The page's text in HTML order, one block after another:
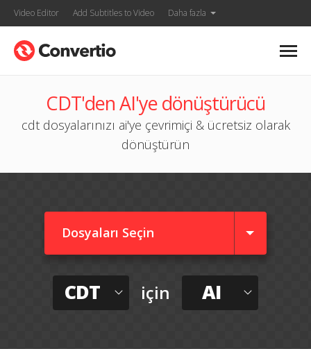
Video Editor Add Subtitles to Video Daha fazla
CDT'den AI'ye dönüştürücü
cdt dosyalarınızı ai'ye çevrimiçi & ücretsiz olarak
dönüştürün
Dosyaları Seçin
CDT için AI